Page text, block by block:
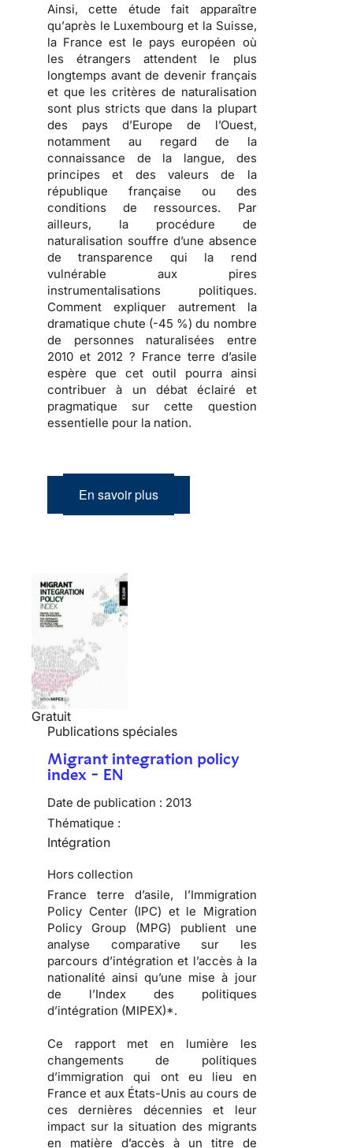
Ainsi, cette étude fait apparaître
qu’après le Luxembourg et la Suisse,
la France est le pays européen où
les étrangers attendent le plus
longtemps avant de devenir français
et que les critères de naturalisation
sont plus stricts que dans la plupart
des pays d’Europe de l’Ouest,
notamment au regard de la
connaissance de la langue, des
principes et des valeurs de la
république française ou des
conditions de ressources. Par
ailleurs, la procédure de
naturalisation souffre d’une absence
de transparence qui la rend
vulnérable aux pires
instrumentalisations politiques.
Comment expliquer autrement la
dramatique chute (-45 %) du nombre
de personnes naturalisées entre
2010 et 2012 ? France terre d’asile
espère que cet outil pourra ainsi
contribuer à un débat éclairé et
pragmatique sur cette question
essentielle pour la nation.
En savoir plus
Gratuit
Publications spéciales
Migrant integration policy
index - EN
Date de publication : 2013
Thématique :
Intégration
Hors collection
France terre d’asile, l’Immigration
Policy Center (IPC) et le Migration
Policy Group (MPG) publient une
analyse comparative sur les
parcours d’intégration et l’accès à la
nationalité ainsi qu’une mise à jour
de l’Index des politiques
d’intégration (MIPEX)*.
Ce rapport met en lumière les
changements de politiques
d’immigration qui ont eu lieu en
France et aux États-Unis au cours de
ces dernières décennies et leur
impact sur la situation des migrants
en matière d’accès à un titre de